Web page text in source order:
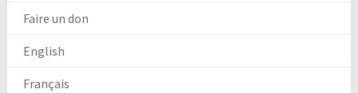
Faire un don
English
Français